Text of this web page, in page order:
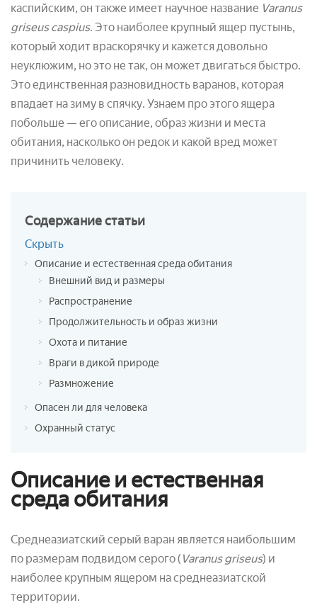
каспийским, он также имеет научное название Varanus
griseus caspius. Это наиболее крупный ящер пустынь,
который ходит враскорячку и кажется довольно
неуклюжим, но это не так, он может двигаться быстро.
Это единственная разновидность варанов, которая
впадает на зиму в спячку. Узнаем про этого ящера
побольше — его описание, образ жизни и места
обитания, насколько он редок и какой вред может
причинить человеку.
Содержаниестатьи
Скрыть
Описание и естественная среда обитания
Внешний вид и размеры
Распространение
Продолжительность и образ жизни
Охота и питание
Враги в дикой природе
Размножение
Опасен ли для человека
Охранный статус
Описание и естественная
среда обитания
Среднеазиатский серый варан является наибольшим
по размерам подвидом серого ( Varanus griseus) и
наиболее крупным ящером на среднеазиатской
территории.